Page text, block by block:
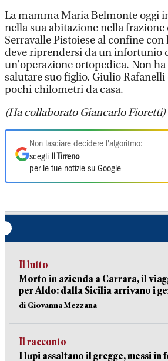
La mamma Maria Belmonte oggi
nella sua abitazione nella
Serravalle Pistoiese al confine con
deve riprendersi da un infortunio
un’operazione ortopedica. Non
salutare suo figlio. Giulio Rafanelli
pochi chilometri da casa.
(Ha collaborato Giancarlo Fioretti)
Non lasciare decidere l'algoritmo:
scegli
Il Tirreno
per le tue notizie su Google
Il lutto
Morto in azienda a Carrara, il
per Aldo: dalla Sicilia arrivano i
di Giovanna Mezzana
Il racconto
I lupi assaltano il gregge, messi in